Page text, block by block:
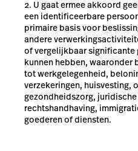
U gaat ermee akkoord
een identificeerbare
primaire basis voor
andere
of vergelijkbaar significante
kunnen hebben, waaronder
tot werkgelegenheid,
verzekeringen, huisvesting,
gezondheidszorg,
rechtshandhaving,
goederen of diensten.